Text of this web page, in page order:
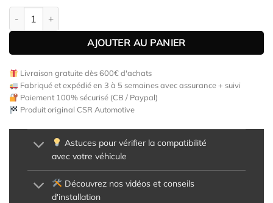
AJOUTER AU PANIER
Livraison gratuite dès 600€ d'achats
Fabriqué et expédié en 3 à 5 semaines avec assurance + suivi
Paiement 100% sécurisé (CB / Paypal)
Produit original CSR Automotive
Astuces pour vérifier la compatibilité
avec votre véhicule
Découvrez nos vidéos et conseils
d'installation